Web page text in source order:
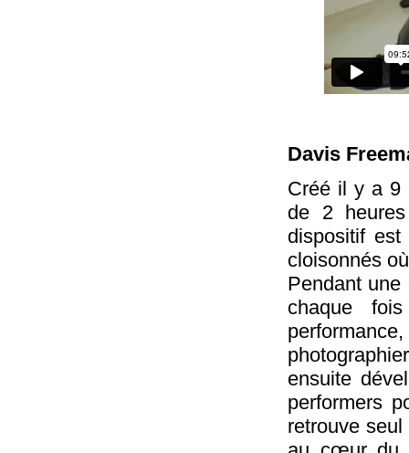
Davis
Créé il y a
de 2
dispositif est
cloisonnés
Pendant
chaque
ensuite
performers
retrouve